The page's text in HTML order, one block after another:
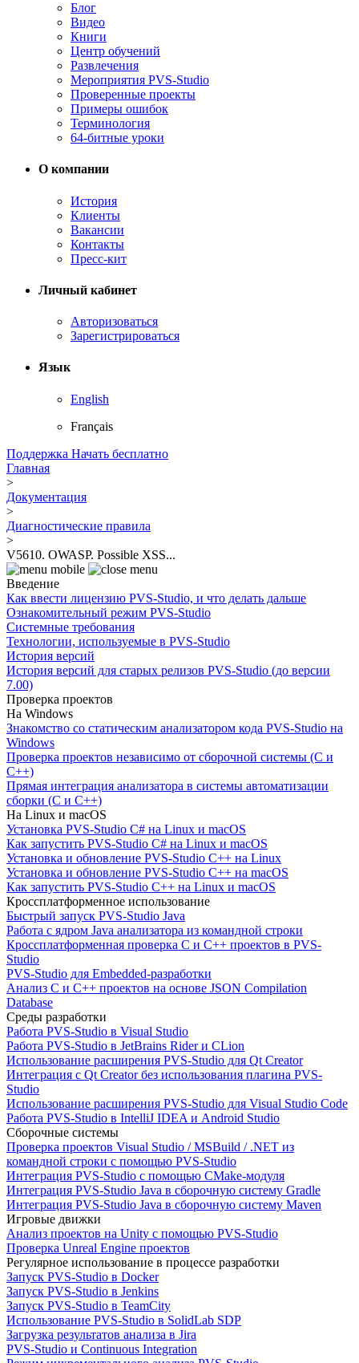
Блог
Видео
Книги
Центр обучений
Развлечения
Мероприятия PVS-Studio
Проверенные проекты
Примеры ошибок
Терминология
64-битные уроки
О компании
История
Клиенты
Вакансии
Контакты
Пресс-кит
Личный кабинет
Авторизоваться
Зарегистрироваться
Язык
English
Français
Поддержка Начать бесплатно
Главная
>
Документация
>
Диагностические правила
>
V5610. OWASP. Possible XSS...
Введение
Как ввести лицензию PVS-Studio, и что делать дальше
Ознакомительный режим PVS-Studio
Системные требования
Технологии, используемые в PVS-Studio
История версий
История версий для старых релизов PVS-Studio (до версии
7.00)
Проверка проектов
На Windows
Знакомство со статическим анализатором кода PVS-Studio на
Windows
Проверка проектов независимо от сборочной системы (C и
C++)
Прямая интеграция анализатора в системы автоматизации
сборки (C и C++)
На Linux и macOS
Установка PVS-Studio C# на Linux и macOS
Как запустить PVS-Studio C# на Linux и macOS
Установка и обновление PVS-Studio C++ на Linux
Установка и обновление PVS-Studio C++ на macOS
Как запустить PVS-Studio C++ на Linux и macOS
Кроссплатформенное использование
Быстрый запуск PVS-Studio Java
Работа с ядром Java анализатора из командной строки
Кроссплатформенная проверка C и C++ проектов в PVS-
Studio
PVS-Studio для Embedded-разработки
Анализ C и C++ проектов на основе JSON Compilation
Database
Среды разработки
Работа PVS-Studio в Visual Studio
Работа PVS-Studio в JetBrains Rider и CLion
Использование расширения PVS-Studio для Qt Creator
Интеграция с Qt Creator без использования плагина PVS-
Studio
Использование расширения PVS-Studio для Visual Studio Code
Работа PVS-Studio в IntelliJ IDEA и Android Studio
Сборочные системы
Проверка проектов Visual Studio / MSBuild / .NET из
командной строки с помощью PVS-Studio
Интеграция PVS-Studio с помощью CMake-модуля
Интеграция PVS-Studio Java в сборочную систему Gradle
Интеграция PVS-Studio Java в сборочную систему Maven
Игровые движки
Анализ проектов на Unity с помощью PVS-Studio
Проверка Unreal Engine проектов
Регулярное использование в процессе разработки
Запуск PVS-Studio в Docker
Запуск PVS-Studio в Jenkins
Запуск PVS-Studio в TeamCity
Использование PVS-Studio в SolidLab SDP
Загрузка результатов анализа в Jira
PVS-Studio и Continuous Integration